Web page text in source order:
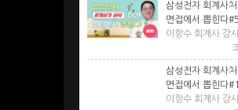
삼성전자 회계사
면접에서 뽑힌다#5
이항수 회계사 강
삼성전자 회계사
면접에서 뽑힌다
이항수 회계사 강